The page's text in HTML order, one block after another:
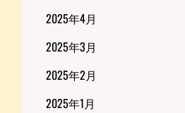
2025年4月
2025年3月
2025年2月
2025年1月